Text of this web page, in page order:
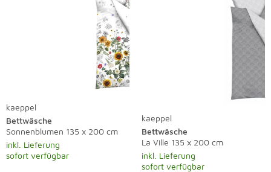
kaeppel
Bettwäsche
Sonnenblumen 135 x 200 cm
inkl. Lieferung
sofort verfügbar
kaeppel
Bettwäsche
La Ville 135 x 200 cm
inkl. Lieferung
sofort verfügbar